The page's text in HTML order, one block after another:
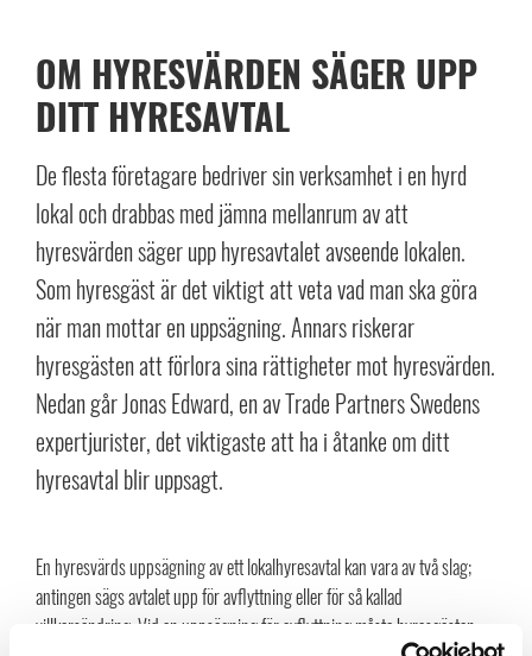
OM HYRESVÄRDEN SÄGER UPP
DITT HYRESAVTAL
De flesta företagare bedriver sin verksamhet i en hyrd
lokal och drabbas med jämna mellanrum av att
hyresvärden säger upp hyresavtalet avseende lokalen.
Som hyresgäst är det viktigt att veta vad man ska göra
när man mottar en uppsägning. Annars riskerar
hyresgästen att förlora sina rättigheter mot hyresvärden.
Nedan går Jonas Edward, en av Trade Partners Swedens
expertjurister, det viktigaste att ha i åtanke om ditt
hyresavtal blir uppsagt.
En hyresvärds uppsägning av ett lokalhyresavtal kan vara av två slag;
antingen sägs avtalet upp för avflyttning eller för så kallad
villkorsändring. Vid en uppsägning för avflyttning måste hyresgästen